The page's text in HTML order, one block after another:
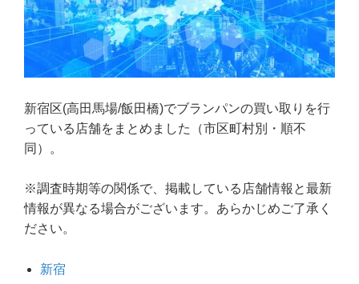
新宿区(高田馬場/飯田橋)でブランパンの買い取りを行
っている店舗をまとめました（市区町村別・順不
同）。
※調査時期等の関係で、掲載している店舗情報と最新
情報が異なる場合がございます。あらかじめご了承く
ださい。
新宿